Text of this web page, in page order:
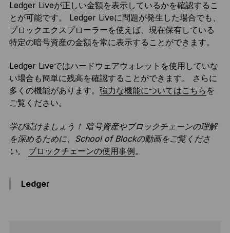
Ledger Liveが正しい金額を表示しているかを確認するこ
とが可能です。 Ledger Liveに問題が発生した場合でも、
ブロックエクスプローラーを使えば、現在保有している
特定の暗号資産の金額を常に表示することができます。
Ledger Liveではハードウェアウォレットを使用していな
い場合も簡単に残高を確認することができます。 さらに
多くの機能があります。 強力な機能についてはこちら を
ご覧ください。
学び続けましょう！ 暗号資産やブロックチェーンの理解
を深めるために、School of Blockの動画をご覧くださ
い。 ブロックチェーンの使用事例。
Ledger